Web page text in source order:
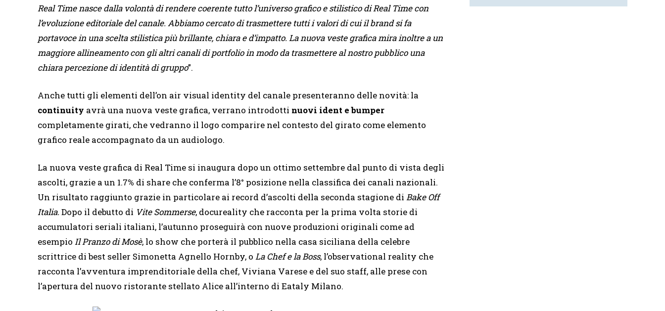
Real Time nasce dalla volontà di rendere coerente tutto l’universo grafico e stilistico di Real Time con
l’evoluzione editoriale del canale. Abbiamo cercato di trasmettere tutti i valori di cui il brand si fa
portavoce in una scelta stilistica più brillante, chiara e d’impatto. La nuova veste grafica mira inoltre a un
maggiore allineamento con gli altri canali di portfolio in modo da trasmettere al nostro pubblico una
chiara percezione di identità di gruppo”.
Anche tutti gli elementi dell’on air visual identity del canale presenteranno delle novità: la
continuity avrà una nuova veste grafica, verrano introdotti nuovi ident e bumper
completamente girati, che vedranno il logo comparire nel contesto del girato come elemento
grafico reale accompagnato da un audiologo.
La nuova veste grafica di Real Time si inaugura dopo un ottimo settembre dal punto di vista degli
ascolti, grazie a un 1.7% di share che conferma l’8° posizione nella classifica dei canali nazionali.
Un risultato raggiunto grazie in particolare ai record d’ascolti della seconda stagione di Bake Off
Italia.Dopo il debutto di Vite Sommerse, docureality che racconta per la prima volta storie di
accumulatori seriali italiani, l’autunno proseguirà con nuove produzioni originali come ad
esempio Il Pranzo di Mosè, lo show che porterà il pubblico nella casa siciliana della celebre
scrittrice di best seller Simonetta Agnello Hornby, o La Chef e la Boss, l’observational reality che
racconta l’avventura imprenditoriale della chef, Viviana Varese e del suo staff, alle prese con
l’apertura del nuovo ristorante stellato Alice all’interno di Eataly Milano.